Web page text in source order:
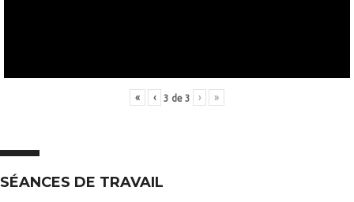
« ‹ 3 de 3 › »
SÉANCES DE TRAVAIL